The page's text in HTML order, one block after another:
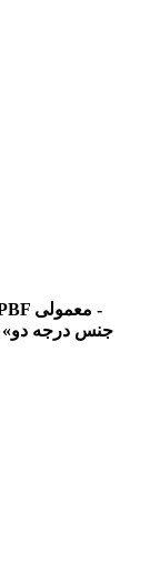
IRF9540NPBF - جنس درجه دو»